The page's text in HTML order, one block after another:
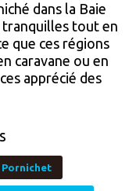
dans la Baie
tranquilles tout en
que ces régions
caravane ou en
apprécié des
Pornichet